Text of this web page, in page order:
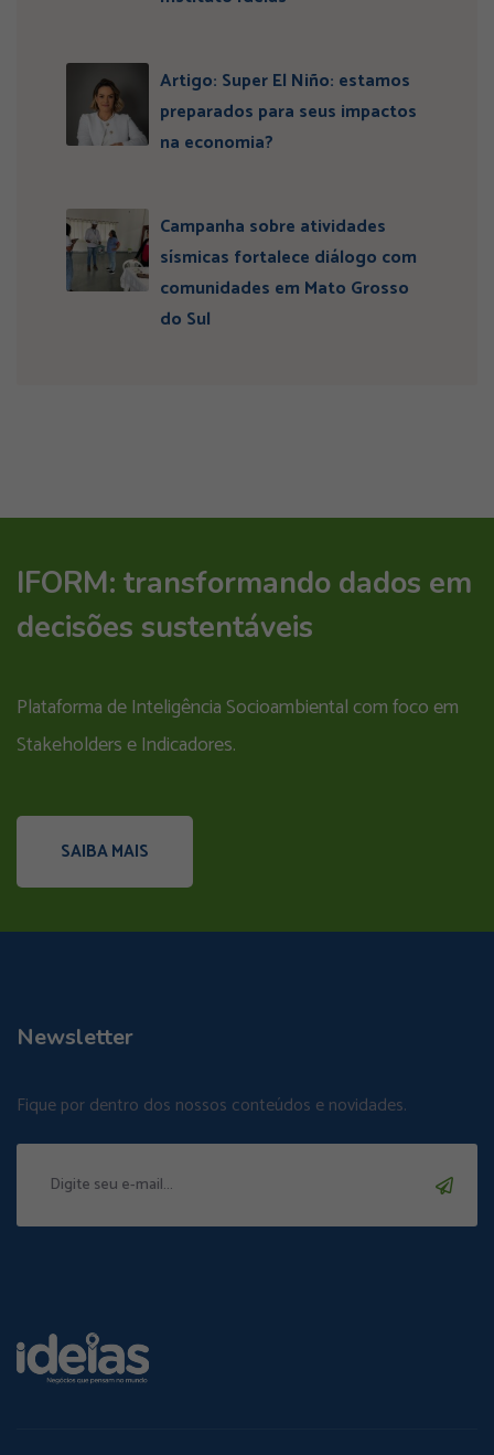
Artigo: Super El Niño: estamos
preparados para seus impactos
na economia?
Campanha sobre atividades
sísmicas fortalece diálogo com
comunidades em Mato Grosso
do Sul
IFORM: transformando dados em
decisões sustentáveis
Plataforma de Inteligência Socioambiental com foco em
Stakeholders e Indicadores.
SAIBA MAIS
Newsletter
Fique por dentro dos nossos conteúdos e novidades.